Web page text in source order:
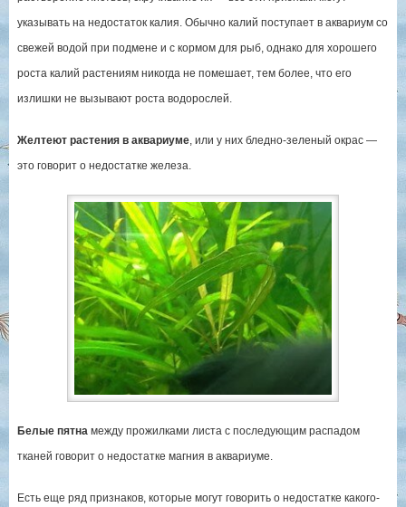
указывать на недостаток калия. Обычно калий поступает в аквариум со
свежей водой при подмене и с кормом для рыб, однако для хорошего
роста калий растениям никогда не помешает, тем более, что его
излишки не вызывают роста водорослей.
Желтеют растения в аквариуме, или у них бледно-зеленый окрас —
это говорит о недостатке железа.
Белые пятнамежду прожилками листа с последующим распадом
тканей говорит о недостатке магния в аквариуме.
Есть еще ряд признаков, которые могут говорить о недостатке какого-